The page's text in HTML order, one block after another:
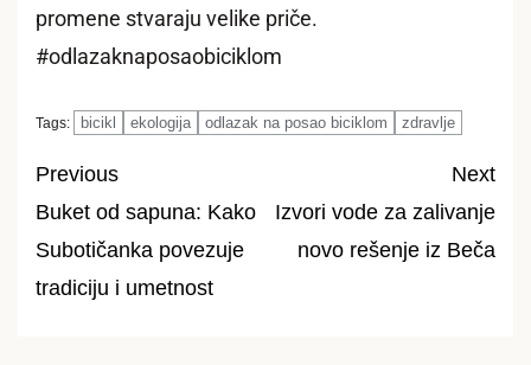
promene stvaraju velike priče.
#odlazaknaposaobiciklom
Tags: bicikl ekologija odlazak na posao biciklom zdravlje
Post
navigation
Previous
Buket od sapuna: Kako
Subotičanka povezuje
tradiciju i umetnost
Next
Izvori vode za zalivanje
novo rešenje iz Beča